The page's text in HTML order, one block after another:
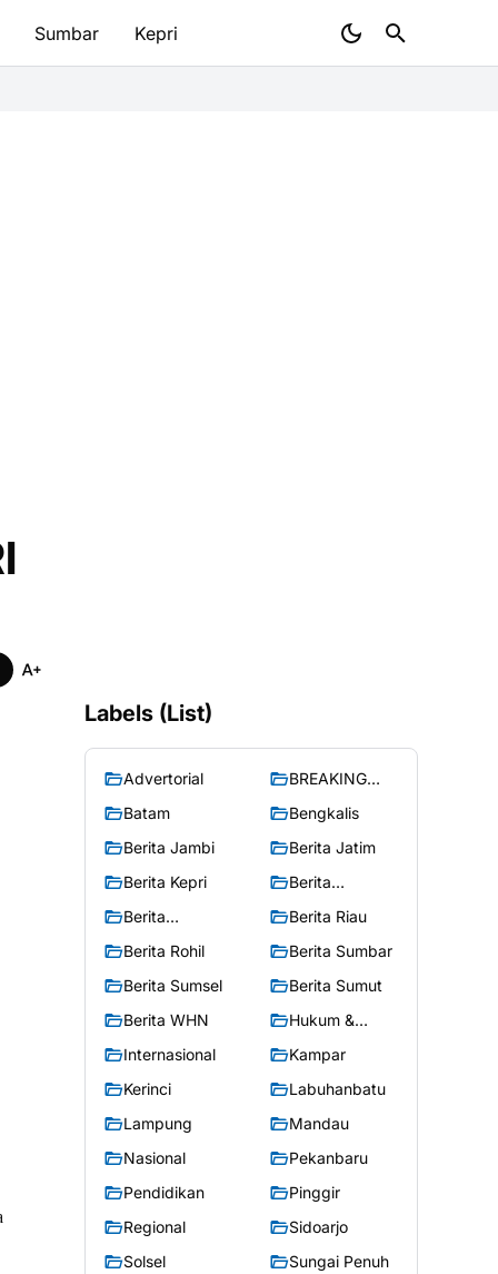
Sumbar Kepri
Labels (List)
Advertorial
BREAKING
Batam
Bengkalis
Berita Jambi
Berita Jatim
Berita Kepri
Berita
Berita
Berita Riau
Berita Rohil
Berita Sumbar
Berita Sumsel
Berita Sumut
Berita WHN
Hukum &
Internasional
Kampar
Kerinci
Labuhanbatu
Lampung
Mandau
Nasional
Pekanbaru
Pendidikan
Pinggir
Regional
Sidoarjo
Solsel
Sungai Penuh